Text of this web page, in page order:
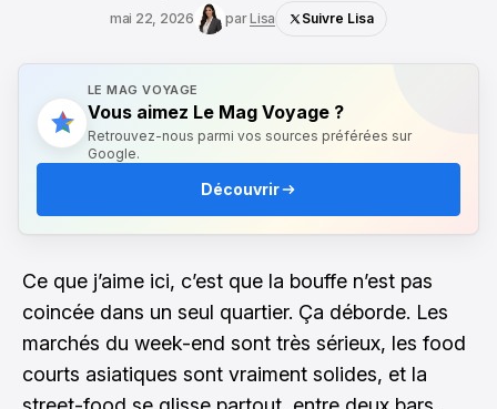
mai 22, 2026 parLisa Suivre Lisa
LE MAG VOYAGE
Vous aimez Le Mag Voyage ?
Retrouvez-nous parmi vos sources préférées sur
Google.
Découvrir
Ce que j’aime ici, c’est que la bouffe n’est pas
coincée dans un seul quartier. Ça déborde. Les
marchés du week-end sont très sérieux, les food
courts asiatiques sont vraiment solides, et la